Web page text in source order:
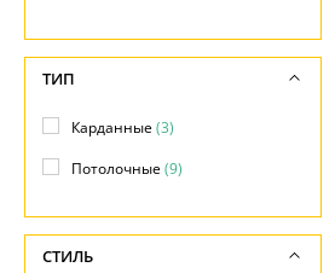
Установка
Дизайнерам
Контакты
ТИП
Карданные(3)
Потолочные(9)
СТИЛЬ